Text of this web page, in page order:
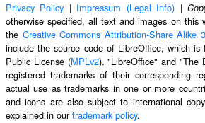
Privacy Policy | Impressum (Legal Info) |
otherwise specified, all text and images on this
the Creative Commons Attribution-Share Alike
include the source code of LibreOffice, which
Public License (MPLv2). "LibreOffice" and "The
registered trademarks of their corresponding
actual use as trademarks in one or more
and icons are also subject to international
explained in ourtrademark policy.